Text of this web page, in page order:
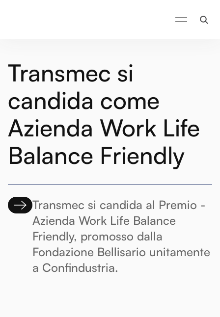
Transmec si
candida come
Azienda Work Life
Balance Friendly
Transmec si candida al Premio -
Azienda Work Life Balance
Friendly, promosso dalla
Fondazione Bellisario unitamente
a Confindustria.